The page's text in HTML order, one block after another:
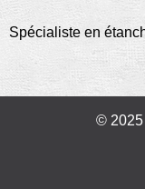
Spécialiste en
© 2025